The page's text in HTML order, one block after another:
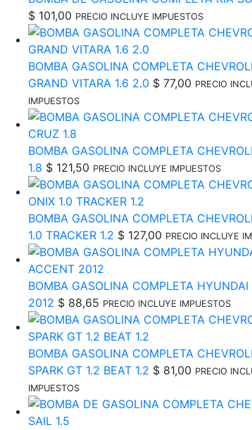
$ 101,00 PRECIO INCLUYE IMPUESTOS
BOMBA GASOLINA COMPLETA
GRAND VITARA 1.6 2.0 $ 77,00 PRECIO
IMPUESTOS
BOMBA GASOLINA COMPLETA
1.8 $ 121,50 PRECIO INCLUYE IMPUESTOS
BOMBA GASOLINA COMPLETA
1.0 TRACKER 1.2 $ 127,00 PRECIO INCLUYE
BOMBA GASOLINA COMPLETA
2012 $ 88,65 PRECIO INCLUYE IMPUESTOS
BOMBA GASOLINA COMPLETA
SPARK GT 1.2 BEAT 1.2 $ 81,00 PRECIO
IMPUESTOS